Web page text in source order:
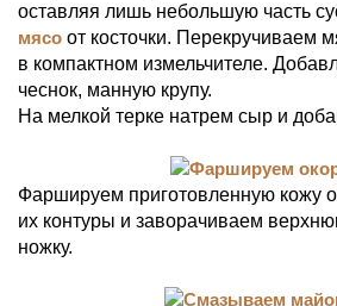
оставляя лишь небольшую часть
мясо от косточки. Перекручиваем
в компактном измельчителе.
чеснок, манную крупу.
На мелкой терке натрем сыр и
Фаршируем приготовленную кожу
их контуры и заворачиваем
ножку.